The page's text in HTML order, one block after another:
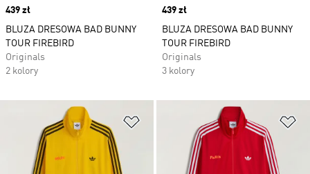
Price
439 zł
BLUZA DRESOWA BAD BUNNY
TOUR FIREBIRD
Originals
2 kolory
Price
439 zł
BLUZA DRESOWA BAD BUNNY
TOUR FIREBIRD
Originals
3 kolory
Dodaj do listy życzeń